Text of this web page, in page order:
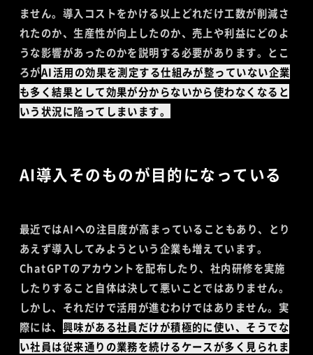
ません。導入コストをかける以上どれだけ工数が削減さ
れたのか、生産性が向上したのか、売上や利益にどのよ
うな影響があったのかを説明する必要があります。とこ
ろがAI活用の効果を測定する仕組みが整っていない企業
も多く結果として効果が分からないから使わなくなると
いう状況に陥ってしまいます。
AI導入そのものが目的になっている
最近ではAIへの注目度が高まっていることもあり、とり
あえず導入してみようという企業も増えています。
ChatGPTのアカウントを配布したり、社内研修を実施
したりすること自体は決して悪いことではありません。
しかし、それだけで活用が進むわけではありません。実
際には、 興味がある社員だけが積極的に使い、そうでな
い社員は従来通りの業務を続けるケースが多く見られま